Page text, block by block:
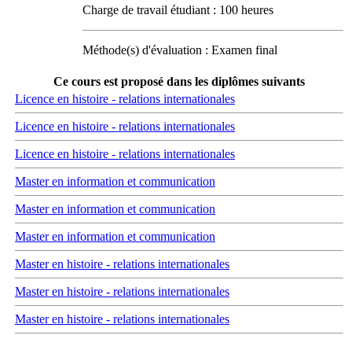
Charge de travail étudiant : 100 heures
Méthode(s) d'évaluation : Examen final
Ce cours est proposé dans les diplômes suivants
Licence en histoire - relations internationales
Licence en histoire - relations internationales
Licence en histoire - relations internationales
Master en information et communication
Master en information et communication
Master en information et communication
Master en histoire - relations internationales
Master en histoire - relations internationales
Master en histoire - relations internationales